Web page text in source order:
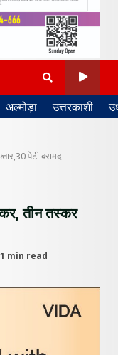
अल्मोड़ा उत्तरकाशी
पेटी बरामद
तीन तस्कर
1 min read